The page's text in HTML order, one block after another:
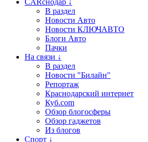
CARснодар ↓
В раздел
Новости Авто
Новости КЛЮЧАВТО
Блоги Авто
Пачки
На связи ↓
В раздел
Новости "Билайн"
Репортаж
Краснодарский интернет
Куб.com
Обзор блогосферы
Обзор гаджетов
Из блогов
Спорт ↓